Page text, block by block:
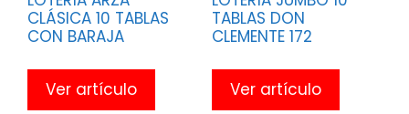
CLÁSICA 10 TABLAS
CON BARAJA
Ver artículo
TABLAS DON
CLEMENTE 172
Ver artículo